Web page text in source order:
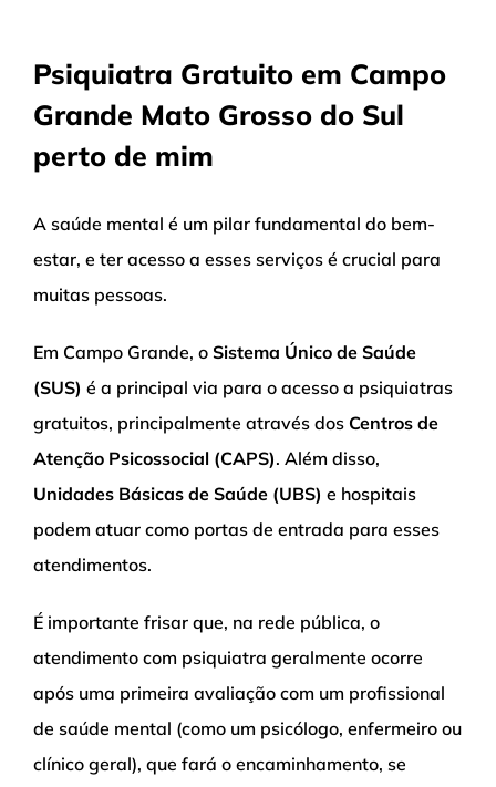
Psiquiatra Gratuito em Campo
Grande Mato Grosso do Sul
perto de mim
A saúde mental é um pilar fundamental do bem-
estar, e ter acesso a esses serviços é crucial para
muitas pessoas.
Em Campo Grande, o Sistema Único de Saúde
(SUS) é a principal via para o acesso a psiquiatras
gratuitos, principalmente através dos Centros de
Atenção Psicossocial (CAPS). Além disso,
Unidades Básicas de Saúde (UBS) e hospitais
podem atuar como portas de entrada para esses
atendimentos.
É importante frisar que, na rede pública, o
atendimento com psiquiatra geralmente ocorre
após uma primeira avaliação com um profissional
de saúde mental (como um psicólogo, enfermeiro ou
clínico geral), que fará o encaminhamento, se